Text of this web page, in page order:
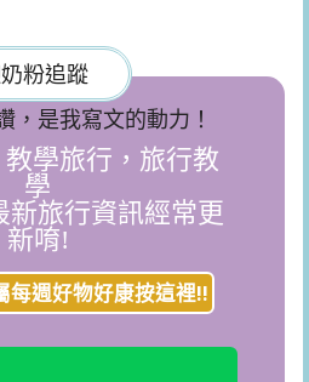
粉追蹤
，是我寫文的動力！
學旅行，旅行教
學
新旅行資訊經常更
新唷!
每週好物好康按這裡!!